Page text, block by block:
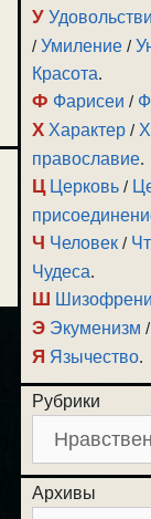
У
/Умиление /
Красота.
Ф Фарисеи /
Х Характер /
православие.
Ц Церковь /
Ч Человек /
Чудеса.
Ш
Э Экуменизм /
Я Язычество.
Рубрики
Архивы